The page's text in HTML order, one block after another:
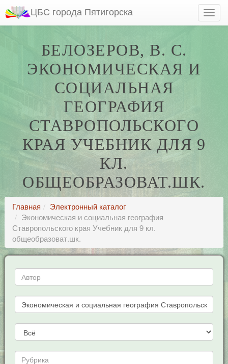
ЦБС города Пятигорска
БЕЛОЗЕРОВ, В. С.
ЭКОНОМИЧЕСКАЯ И
СОЦИАЛЬНАЯ
ГЕОГРАФИЯ
СТАВРОПОЛЬСКОГО
КРАЯ УЧЕБНИК ДЛЯ 9
КЛ.
ОБЩЕОБРАЗОВАТ.ШК.
Главная
Электронный каталог
Экономическая и социальная география
Ставропольского края Учебник для 9 кл.
общеобразоват.шк.